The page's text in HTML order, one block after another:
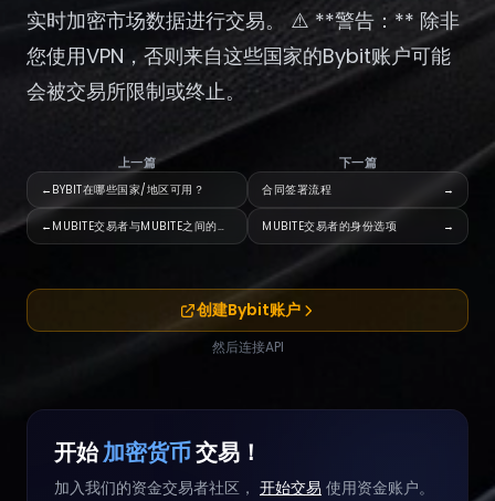
实时加密市场数据进行交易。 ⚠️ **警告：** 除非
您使用VPN，否则来自这些国家的Bybit账户可能
会被交易所限制或终止。
上一篇
← BYBIT在哪些国家/地区可用？
← MUBITE交易者与MUBITE之间的法律关系
下一篇
合同签署流程 →
MUBITE交易者的身份选项 →
创建Bybit账户
然后连接API
开始加密货币交易！
加入我们的资金交易者社区， 开始交易 使用资金账户。